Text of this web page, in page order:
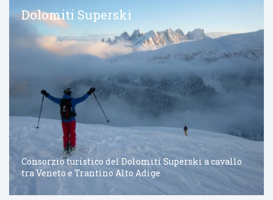
Dolomiti Superski
Consorzio turistico del Dolomiti Superski a cavallo
tra Veneto e Trantino Alto Adige